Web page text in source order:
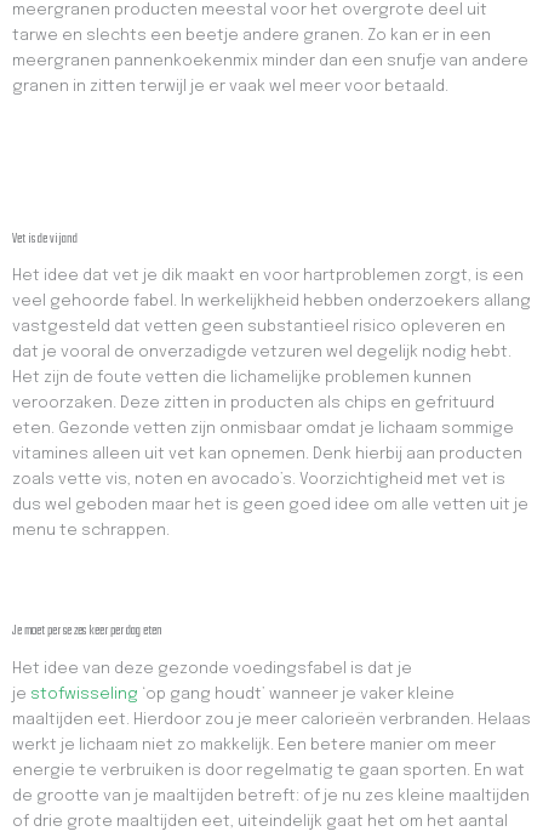
meergranen producten meestal voor het overgrote deel uit
tarwe en slechts een beetje andere granen. Zo kan er in een
meergranen pannenkoekenmix minder dan een snufje van andere
granen in zitten terwijl je er vaak wel meer voor betaald.
Vet is de vijand
Het idee dat vet je dik maakt en voor hartproblemen zorgt, is een
veel gehoorde fabel. In werkelijkheid hebben onderzoekers allang
vastgesteld dat vetten geen substantieel risico opleveren en
dat je vooral de onverzadigde vetzuren wel degelijk nodig hebt.
Het zijn de foute vetten die lichamelijke problemen kunnen
veroorzaken. Deze zitten in producten als chips en gefrituurd
eten. Gezonde vetten zijn onmisbaar omdat je lichaam sommige
vitamines alleen uit vet kan opnemen. Denk hierbij aan producten
zoals vette vis, noten en avocado’s. Voorzichtigheid met vet is
dus wel geboden maar het is geen goed idee om alle vetten uit je
menu te schrappen.
Je moet per se zes keer per dag eten
Het idee van deze gezonde voedingsfabel is dat je
je stofwisseling ‘op gang houdt’ wanneer je vaker kleine
maaltijden eet. Hierdoor zou je meer calorieën verbranden. Helaas
werkt je lichaam niet zo makkelijk. Een betere manier om meer
energie te verbruiken is door regelmatig te gaan sporten. En wat
de grootte van je maaltijden betreft: of je nu zes kleine maaltijden
of drie grote maaltijden eet, uiteindelijk gaat het om het aantal